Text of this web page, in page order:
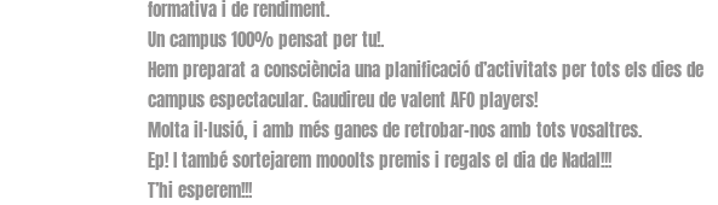
formativa i de rendiment.
Un campus 100% pensat per tu!.
Hem preparat a consciència una planificació d’activitats per tots els dies de
campus espectacular. Gaudireu de valent AFO players!
Molta il·lusió, i amb més ganes de retrobar-nos amb tots vosaltres.
Ep! I també sortejarem mooolts premis i regals el dia de Nadal!!!
T’hi esperem!!!